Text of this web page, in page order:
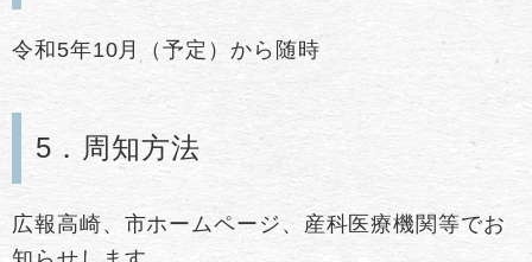
令和5年10月（予定）から随時
5．周知方法
広報高崎、市ホームページ、産科医療機関等でお